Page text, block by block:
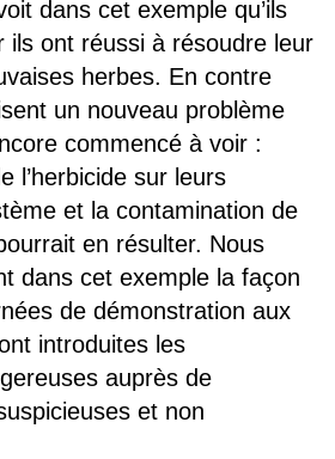
dans cet exemple qu’ils
ils ont réussi à résoudre leur
herbes. En contre
un nouveau problème
commencé à voir :
l’herbicide sur leurs
et la contamination de
en résulter. Nous
dans cet exemple la façon
de démonstration aux
introduites les
auprès de
et non